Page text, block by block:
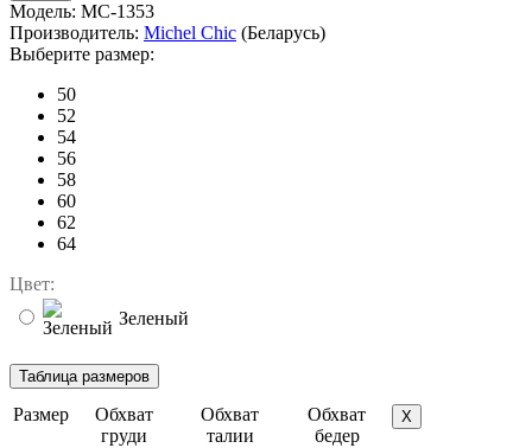
Модель: MC-1353
Производитель: Michel Chic (Беларусь)
Выберите размер:
50
52
54
56
58
60
62
64
Цвет:
Зеленый
Размер
Обхват
груди
Обхват
талии
Обхват
бедер
X